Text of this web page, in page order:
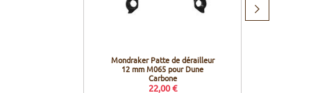
Mondraker Patte de dérailleur
12 mm M065 pour Dune
Carbone
22,00 €
Produit